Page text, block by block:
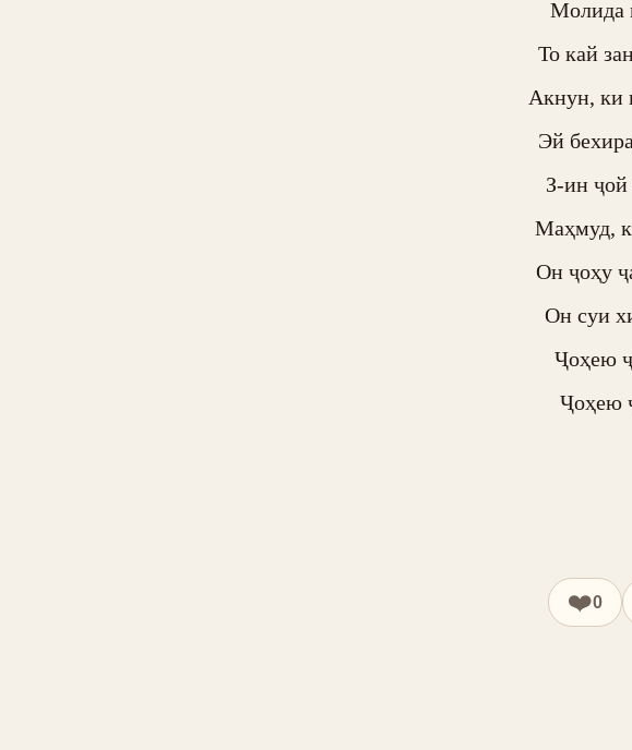
Молида
То кай
Акнун, ки
Эй
З-ин ҷой
Маҳмуд,
Он ҷоҳу
Он суи
Ҷоҳею
Ҷоҳею
❤️0